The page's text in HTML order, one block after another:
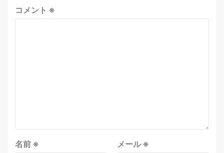
コメント ※
名前 ※ メール※